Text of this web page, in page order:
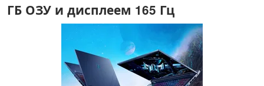
ГБ ОЗУ и дисплеем 165 Гц